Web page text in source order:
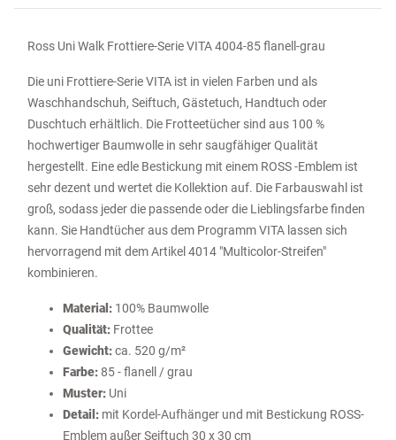
Ross Uni Walk Frottiere-Serie VITA 4004-85 flanell-grau
Die uni Frottiere-Serie VITA ist in vielen Farben und als
Waschhandschuh, Seiftuch, Gästetuch, Handtuch oder
Duschtuch erhältlich. Die Frotteetücher sind aus 100 %
hochwertiger Baumwolle in sehr saugfähiger Qualität
hergestellt. Eine edle Bestickung mit einem ROSS -Emblem ist
sehr dezent und wertet die Kollektion auf. Die Farbauswahl ist
groß, sodass jeder die passende oder die Lieblingsfarbe finden
kann. Sie Handtücher aus dem Programm VITA lassen sich
hervorragend mit dem Artikel 4014 "Multicolor-Streifen"
kombinieren.
Material: 100% Baumwolle
Qualität: Frottee
Gewicht:ca. 520 g/m²
Farbe:85 - flanell / grau
Muster: Uni
Detail: mit Kordel-Aufhänger und mit Bestickung ROSS-
Emblem außer Seiftuch 30 x 30 cm